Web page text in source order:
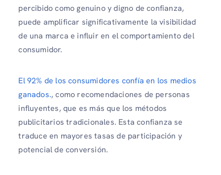
percibido como genuino y digno de confianza,
puede amplificar significativamente la visibilidad
de una marca e influir en el comportamiento del
consumidor.
El 92% de los consumidores confía en los medios
ganados., como recomendaciones de personas
influyentes, que es más que los métodos
publicitarios tradicionales. Esta confianza se
traduce en mayores tasas de participación y
potencial de conversión.